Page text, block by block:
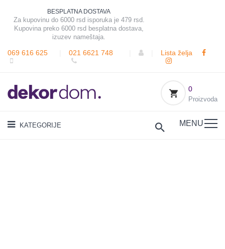
BESPLATNA DOSTAVA
Za kupovinu do 6000 rsd isporuka je 479 rsd.
Kupovina preko 6000 rsd besplatna dostava,
izuzev nameštaja.
069 616 625 021 6621 748 Lista želja
0
Proizvoda
KATEGORIJE MENU